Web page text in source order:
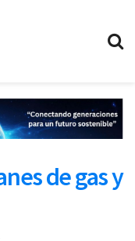
de gas y